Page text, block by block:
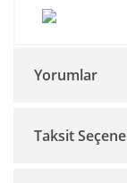
Yorumlar
Taksit